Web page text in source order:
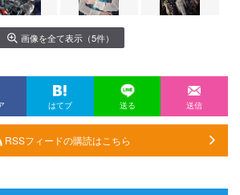
画像を全て表示（5件）
はてブ 送る 送信
RSSフィードの購読はこちら